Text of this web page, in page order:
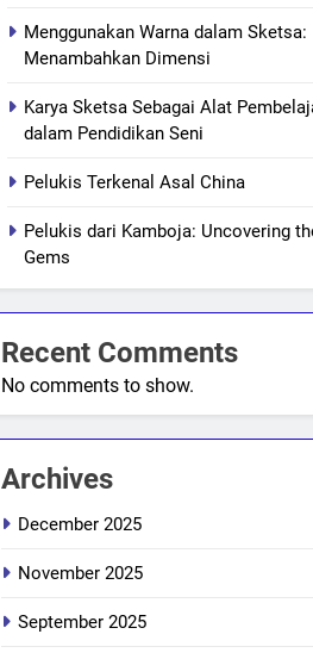
Menggunakan Warna dalam Sketsa:
Menambahkan Dimensi
Karya Sketsa Sebagai Alat
dalam Pendidikan Seni
Pelukis Terkenal Asal China
Pelukis dari Kamboja: Uncovering
Gems
Recent Comments
No comments to show.
Archives
December 2025
November 2025
September 2025